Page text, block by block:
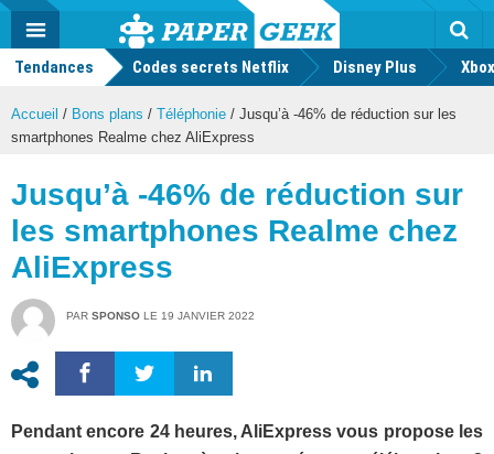
Actu
geek
MENU
Tendances Codes secrets Netflix Disney Plus
Accueil / Bons plans / Téléphonie / Jusqu’à -46% de réduction sur les
smartphones Realme chez AliExpress
Jusqu’à -46% de réduction sur
les smartphones Realme chez
AliExpress
PAR SPONSO LE 19 JANVIER 2022
Pendant encore 24 heures, AliExpress vous propose les
Mode
FacebookTwitter Youtube